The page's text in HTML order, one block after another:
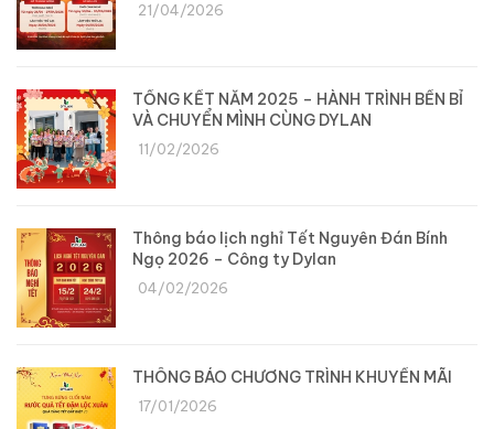
21/04/2026
TỔNG KẾT NĂM 2025 – HÀNH TRÌNH BỀN BỈ
VÀ CHUYỂN MÌNH CÙNG DYLAN
11/02/2026
Thông báo lịch nghỉ Tết Nguyên Đán Bính
Ngọ 2026 – Công ty Dylan
04/02/2026
THÔNG BÁO CHƯƠNG TRÌNH KHUYẾN MÃI
17/01/2026